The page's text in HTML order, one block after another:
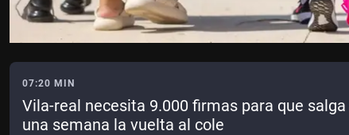
07:20 MIN
Vila-real necesita 9.000 firmas para que
una semana la vuelta al cole